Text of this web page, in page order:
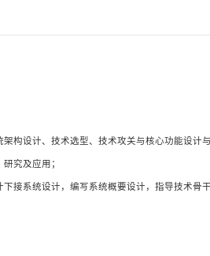
构设计、技术选型、技术攻关与核心功能设计与
究及应用；
接系统设计，编写系统概要设计，指导技术骨